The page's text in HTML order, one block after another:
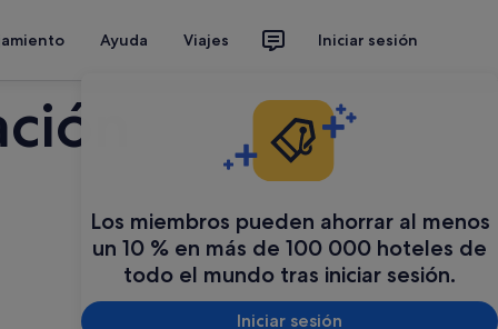
Ayuda Viajes Iniciar sesión
Los miembros pueden ahorrar al menos
un 10 % en más de 100 000 hoteles de
todo el mundo tras iniciar sesión.
Iniciar sesión